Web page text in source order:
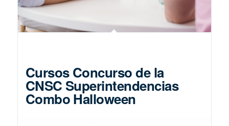
Cursos Concurso de la
CNSC Superintendencias
Combo Halloween